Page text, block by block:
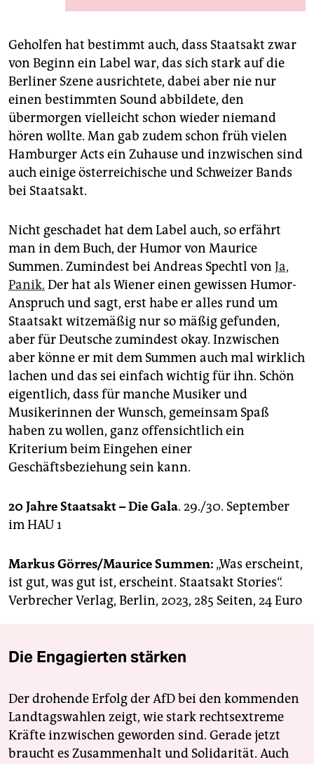
Geholfen hat bestimmt auch, dass Staatsakt zwar
von Beginn ein Label war, das sich stark auf die
Berliner Szene ausrichtete, dabei aber nie nur
einen bestimmten Sound abbildete, den
übermorgen vielleicht schon wieder niemand
hören wollte. Man gab zudem schon früh vielen
Hamburger Acts ein Zuhause und inzwischen sind
auch einige österreichische und Schweizer Bands
bei Staatsakt.
Nicht geschadet hat dem Label auch, so erfährt
man in dem Buch, der Humor von Maurice
Summen. Zumindest bei Andreas Spechtl von Ja,
Panik. Der hat als Wiener einen gewissen Humor-
Anspruch und sagt, erst habe er alles rund um
Staatsakt witzemäßig nur so mäßig gefunden,
aber für Deutsche zumindest okay. Inzwischen
aber könne er mit dem Summen auch mal wirklich
lachen und das sei einfach wichtig für ihn. Schön
eigentlich, dass für manche Musiker und
Musikerinnen der Wunsch, gemeinsam Spaß
haben zu wollen, ganz offensichtlich ein
Kriterium beim Eingehen einer
Geschäftsbeziehung sein kann.
20 Jahre Staatsakt – Die Gala. 29./30. September
im HAU 1
Markus Görres/Maurice Summen: „Was erscheint,
ist gut, was gut ist, erscheint. Staatsakt Stories“.
Verbrecher Verlag, Berlin, 2023, 285 Seiten, 24 Euro
Die Engagierten stärken
Der drohende Erfolg der AfD bei den kommenden
Landtagswahlen zeigt, wie stark rechtsextreme
Kräfte inzwischen geworden sind. Gerade jetzt
braucht es Zusammenhalt und Solidarität. Auch